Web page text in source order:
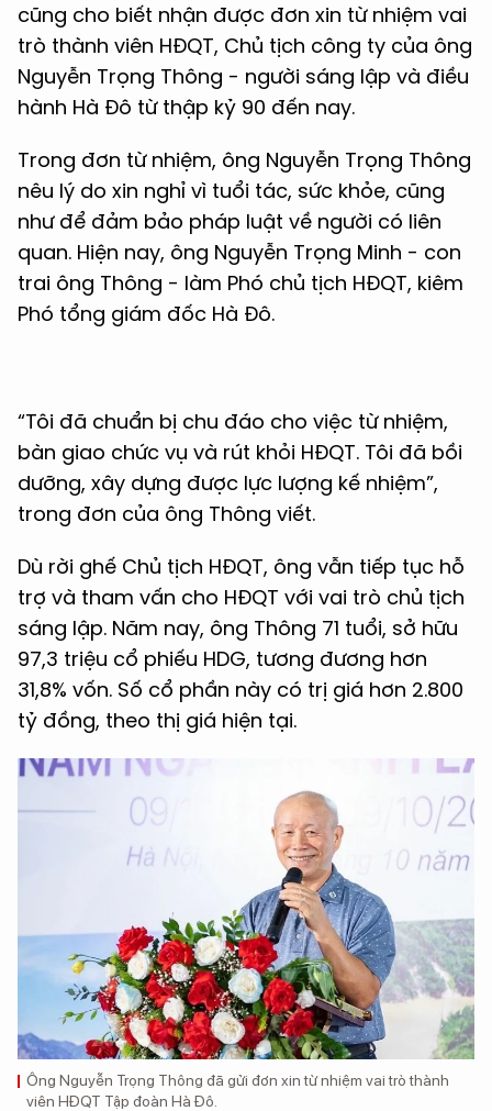
cũng cho biết nhận được đơn xin từ nhiệm vai
trò thành viên HĐQT, Chủ tịch công ty của ông
Nguyễn Trọng Thông - người sáng lập và điều
hành Hà Đô từ thập kỷ 90 đến nay.
Trong đơn từ nhiệm, ông Nguyễn Trọng Thông
nêu lý do xin nghỉ vì tuổi tác, sức khỏe, cũng
như để đảm bảo pháp luật về người có liên
quan. Hiện nay, ông Nguyễn Trọng Minh - con
trai ông Thông - làm Phó chủ tịch HĐQT, kiêm
Phó tổng giám đốc Hà Đô.
“Tôi đã chuẩn bị chu đáo cho việc từ nhiệm,
bàn giao chức vụ và rút khỏi HĐQT. Tôi đã bồi
dưỡng, xây dựng được lực lượng kế nhiệm”,
trong đơn của ông Thông viết.
Dù rời ghế Chủ tịch HĐQT, ông vẫn tiếp tục hỗ
trợ và tham vấn cho HĐQT với vai trò chủ tịch
sáng lập. Năm nay, ông Thông 71 tuổi, sở hữu
97,3 triệu cổ phiếu HDG, tương đương hơn
31,8% vốn. Số cổ phần này có trị giá hơn 2.800
tỷ đồng, theo thị giá hiện tại.
Ông Nguyễn Trọng Thông đã gửi đơn xin từ nhiệm vai trò thành
viên HĐQT Tập đoàn Hà Đô.